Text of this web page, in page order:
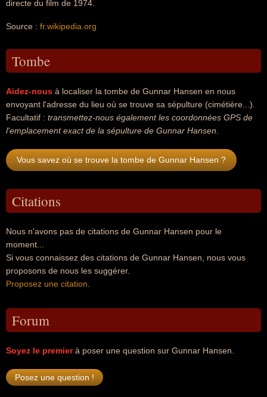
directe du film de 1974.
Source : fr.wikipedia.org
Tombe
Aidez-nous à localiser la tombe de Gunnar Hansen en nous
envoyant l'adresse du lieu où se trouve sa sépulture (cimétière...).
Facultatif : transmettez-nous également les coordonnées GPS de
l'emplacement exact de la sépulture de Gunnar Hansen
Vous savez où se trouve la tombe de Gunnar Hansen ?
Citations
Nous n'avons pas de citations de Gunnar Hansen pour le
moment...
Si vous connaissez des citations de Gunnar Hansen, nous vous
proposons de nous les suggérer.
Proposez une citation
Forum
Soyez le premierà poser une question sur Gunnar Hansen.